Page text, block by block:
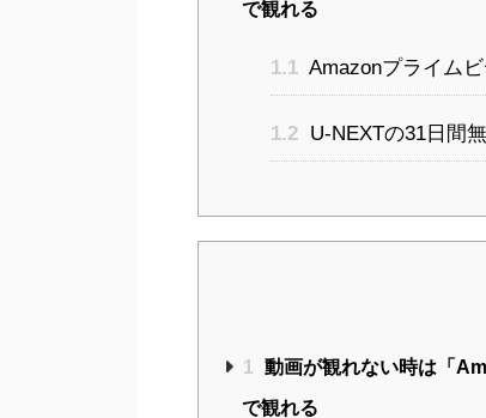
で観れる
1.1 Amazonプライム
1.2 U-NEXTの31日間
1 動画が観れない時は「
で観れる